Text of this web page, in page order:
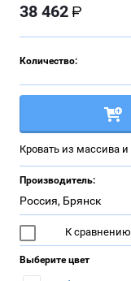
38 462
Количество:
Кровать из массива
Производитель:
Россия, Брянск
К сравнению
Выберите цвет